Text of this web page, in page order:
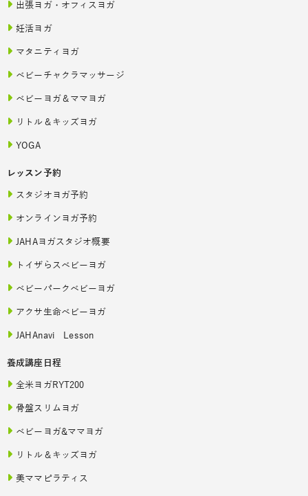
出張ヨガ・オフィスヨガ
妊活ヨガ
マタニティヨガ
ベビーチャクラマッサージ
ベビーヨガ＆ママヨガ
リトル＆キッズヨガ
YOGA
レッスン予約
スタジオヨガ予約
オンラインヨガ予約
JAHAヨガスタジオ概要
トイザらスベビーヨガ
ベビーパークベビーヨガ
アクサ生命ベビーヨガ
JAHAnavi Lesson
養成講座日程
全米ヨガRYT200
骨盤スリムヨガ
ベビーヨガ&ママヨガ
リトル＆キッズヨガ
美ママピラティス